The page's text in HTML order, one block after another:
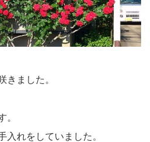
きました。
。
入れをしていました。